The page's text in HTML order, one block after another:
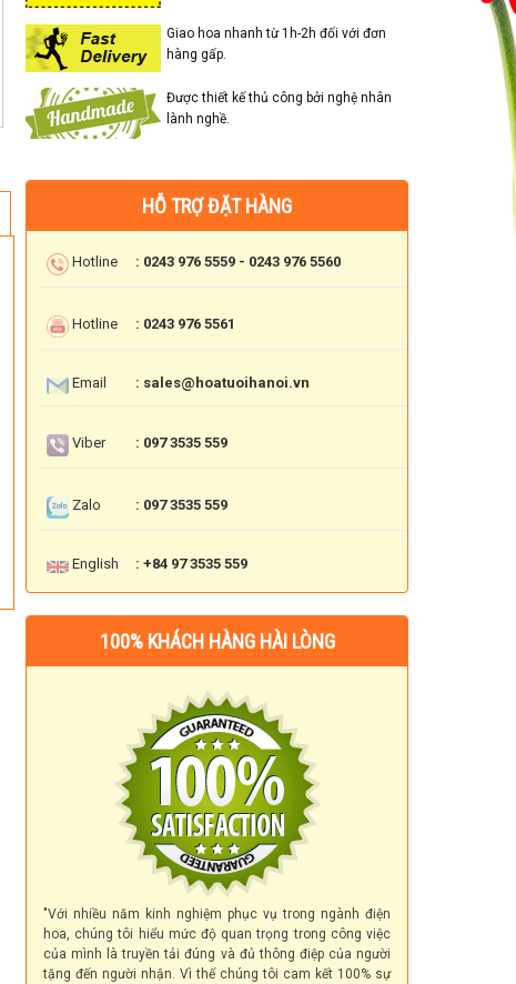
Giao hoa nhanh từ 1h-2h đối với đơn
hàng gấp.
Được thiết kế thủ công bởi nghệ nhân
lành nghề.
HỖ TRỢ ĐẶT HÀNG
Hotline : 0243 976 5559 - 0243 976 5560
Hotline : 0243 976 5561
Email : sales@hoatuoihanoi.vn
Viber : 097 3535 559
Zalo : 097 3535 559
English : +84 97 3535 559
100% KHÁCH HÀNG HÀI LÒNG
"Với nhiều năm kinh nghiệm phục vụ trong ngành điện
hoa, chúng tôi hiểu mức độ quan trọng trong công việc
của mình là truyền tải đúng và đủ thông điệp của người
tặng đến người nhận. Vì thế chúng tôi cam kết 100% sự